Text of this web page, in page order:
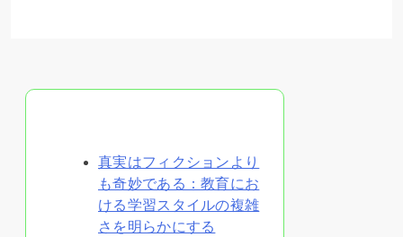
真実はフィクションより
も奇妙である：教育にお
ける学習スタイルの複雑
さを明らかにする